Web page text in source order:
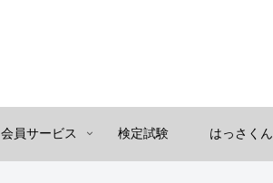
会員サービス 検定試験 はっさくん